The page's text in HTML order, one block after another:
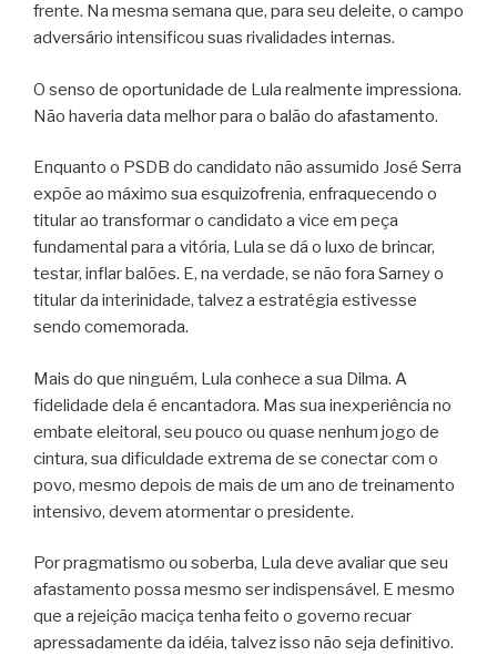
frente. Na mesma semana que, para seu deleite, o campo
adversário intensificou suas rivalidades internas.
O senso de oportunidade de Lula realmente impressiona.
Não haveria data melhor para o balão do afastamento.
Enquanto o PSDB do candidato não assumido José Serra
expõe ao máximo sua esquizofrenia, enfraquecendo o
titular ao transformar o candidato a vice em peça
fundamental para a vitória, Lula se dá o luxo de brincar,
testar, inflar balões. E, na verdade, se não fora Sarney o
titular da interinidade, talvez a estratégia estivesse
sendo comemorada.
Mais do que ninguém, Lula conhece a sua Dilma. A
fidelidade dela é encantadora. Mas sua inexperiência no
embate eleitoral, seu pouco ou quase nenhum jogo de
cintura, sua dificuldade extrema de se conectar com o
povo, mesmo depois de mais de um ano de treinamento
intensivo, devem atormentar o presidente.
Por pragmatismo ou soberba, Lula deve avaliar que seu
afastamento possa mesmo ser indispensável. E mesmo
que a rejeição maciça tenha feito o governo recuar
apressadamente da idéia, talvez isso não seja definitivo.